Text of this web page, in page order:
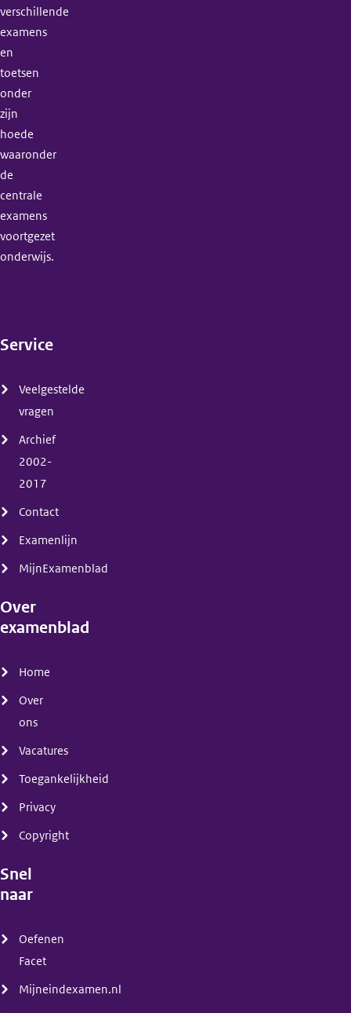
verschillende
examens
en
toetsen
onder
zijn
hoede
waaronder
de
centrale
examens
voortgezet
onderwijs.
Service
Veelgestelde
vragen
Archief
2002-
2017
Contact
Examenlijn
MijnExamenblad
Over
examenblad
Home
Over
ons
Vacatures
Toegankelijkheid
Privacy
Copyright
Snel
naar
Oefenen
Facet
Mijneindexamen.nl